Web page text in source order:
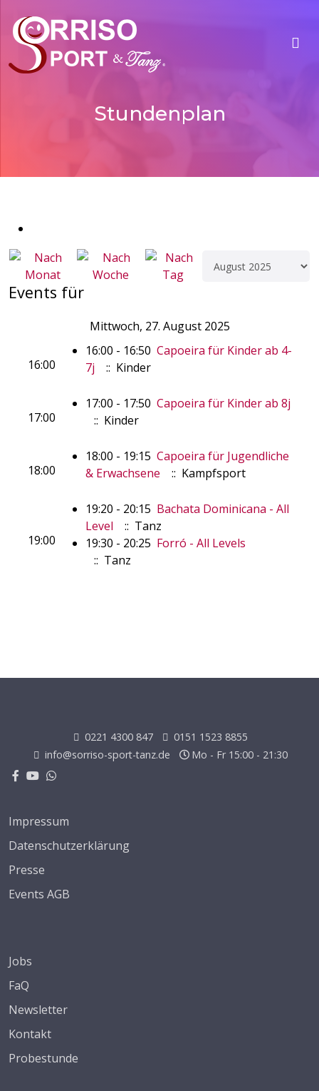
Stundenplan
Events für
Mittwoch, 27. August 2025
16:00
16:00 - 16:50 Capoeira für Kinder ab 4-
7j
:: Kinder
17:00
17:00 - 17:50 Capoeira für Kinder ab 8j
:: Kinder
18:00
18:00 - 19:15 Capoeira für Jugendliche
& Erwachsene
:: Kampfsport
19:00
19:20 - 20:15 Bachata Dominicana - All
Level
:: Tanz
19:30 - 20:25 Forró - All Levels
:: Tanz
0221 4300 847
0151 1523 8855
info@sorriso-sport-tanz.de
Mo - Fr 15:00 - 21:30
Impressum
Datenschutzerklärung
Presse
Events AGB
Jobs
FaQ
Newsletter
Kontakt
Probestunde